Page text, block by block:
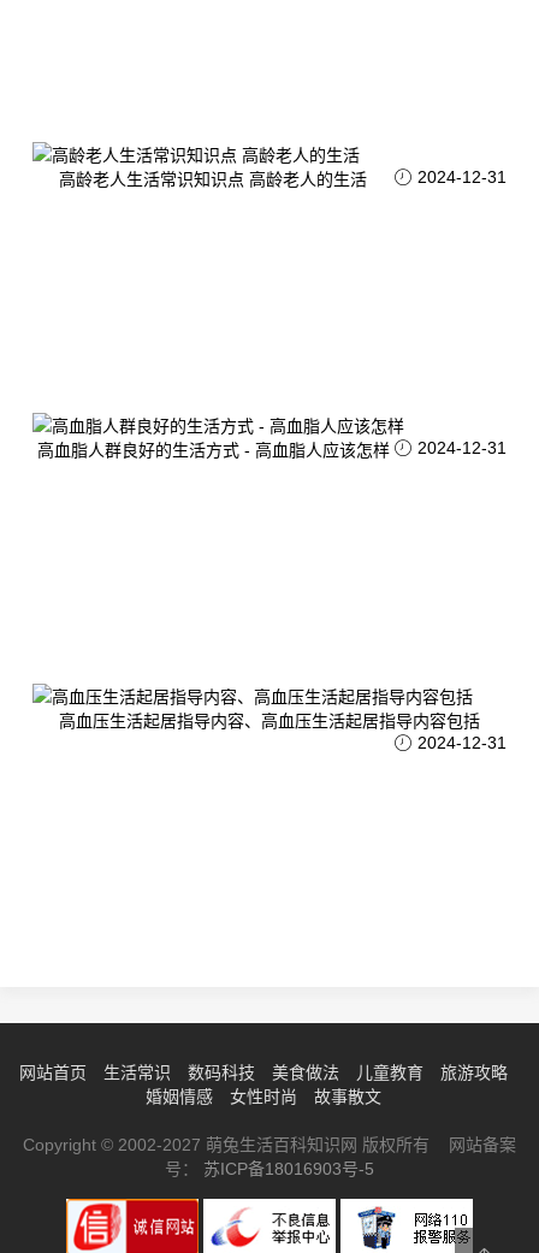
高龄老人生活常识知识点 高龄老人的生活 2024-12-31
高血脂人群良好的生活方式 - 高血脂人应该怎样 2024-12-31
高血压生活起居指导内容、高血压生活起居指导内容包括
2024-12-31
网站首页 生活常识 数码科技 美食做法 儿童教育
旅游攻略
婚姻情感
女性时尚 故事散文
Copyright © 2002-2027 萌兔生活百科知识网 版权所有 网站备案
号： 苏ICP备18016903号-5